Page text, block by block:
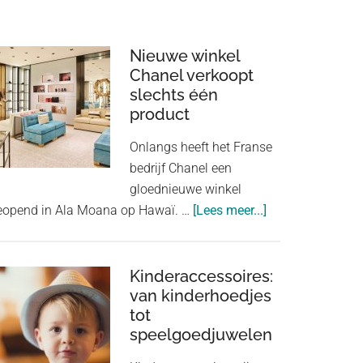
Nieuwe winkel
Chanel verkoopt
slechts één
product
Onlangs heeft het Franse
bedrijf Chanel een
gloednieuwe winkel
in Ala Moana op Hawaï. … [Lees meer...]
Chanel
verkoopt
één
Kinderaccessoires:
van kinderhoedjes
tot
speelgoedjuwelen